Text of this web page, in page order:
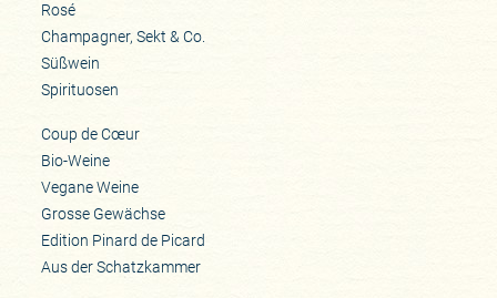
Rosé
Champagner, Sekt & Co.
Süßwein
Spirituosen
Coup de Cœur
Bio-Weine
Vegane Weine
Grosse Gewächse
Edition Pinard de Picard
Aus der Schatzkammer